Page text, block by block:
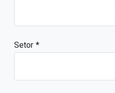
Setor *